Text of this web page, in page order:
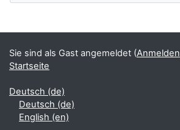
Ergänzungsblöcke
Sie sind als Gast angemeldet (Anmelden
Startseite
Deutsch ‎(de)‎
Deutsch ‎(de)‎
English ‎(en)‎